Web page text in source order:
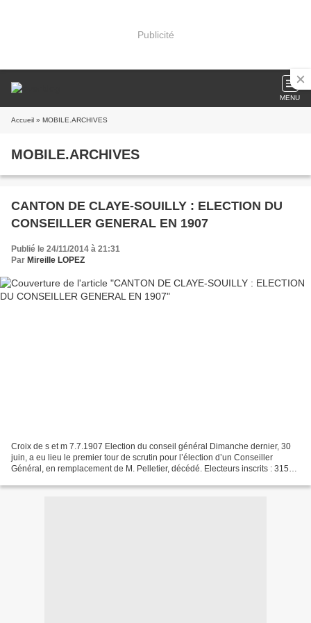
Publicité
MENU
Accueil » MOBILE.ARCHIVES
MOBILE.ARCHIVES
CANTON DE CLAYE-SOUILLY : ELECTION DU
CONSEILLER GENERAL EN 1907
Publié le 24/11/2014 à 21:31
Par Mireille LOPEZ
Croix de s et m 7.7.1907 Election du conseil général Dimanche dernier, 30
juin, a eu lieu le premier tour de scrutin pour l’élection d’un Conseiller
Général, en remplacement de M. Pelletier, décédé. Electeurs inscrits : 3151,